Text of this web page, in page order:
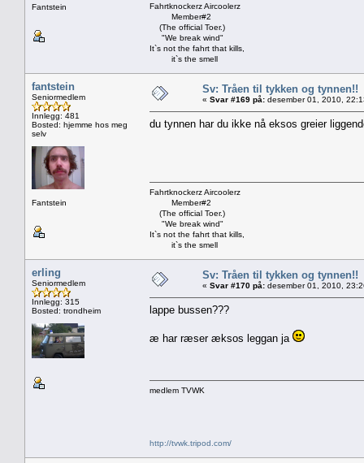
Fantstein
Fahrtknockerz Aircoolerz
Member#2
(The official Toer.)
"We break wind"
It`s not the fahrt that kills,
it`s the smell
fantstein
Seniormedlem
Innlegg: 481
Bosted: hjemme hos meg
selv
Fantstein
Sv: Tråen til tykken og tynnen!!
« Svar #169 på: desember 01, 2010,
du tynnen har du ikke nå eksos greier
Fahrtknockerz Aircoolerz
Member#2
(The official Toer.)
"We break wind"
It`s not the fahrt that kills,
it`s the smell
erling
Seniormedlem
Innlegg: 315
Bosted: trondheim
Sv: Tråen til tykken og tynnen!!
« Svar #170 på: desember 01, 2010,
lappe bussen???
æ har ræser æksos leggan ja
medlem TVWK
http://tvwk.tripod.com/